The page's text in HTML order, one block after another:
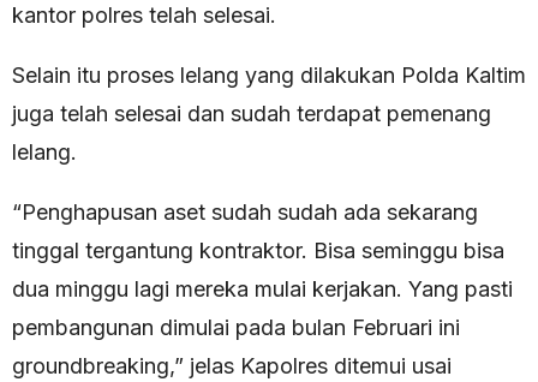
kantor polres telah selesai.
Selain itu proses lelang yang dilakukan Polda Kaltim
juga telah selesai dan sudah terdapat pemenang
lelang.
“Penghapusan aset sudah sudah ada sekarang
tinggal tergantung kontraktor. Bisa seminggu bisa
dua minggu lagi mereka mulai kerjakan. Yang pasti
pembangunan dimulai pada bulan Februari ini
groundbreaking,” jelas Kapolres ditemui usai